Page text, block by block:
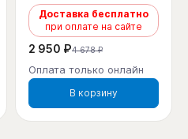
Доставка бесплатно
при оплате на сайте
2 950 ₽4 678 ₽
Оплата только онлайн
В корзину